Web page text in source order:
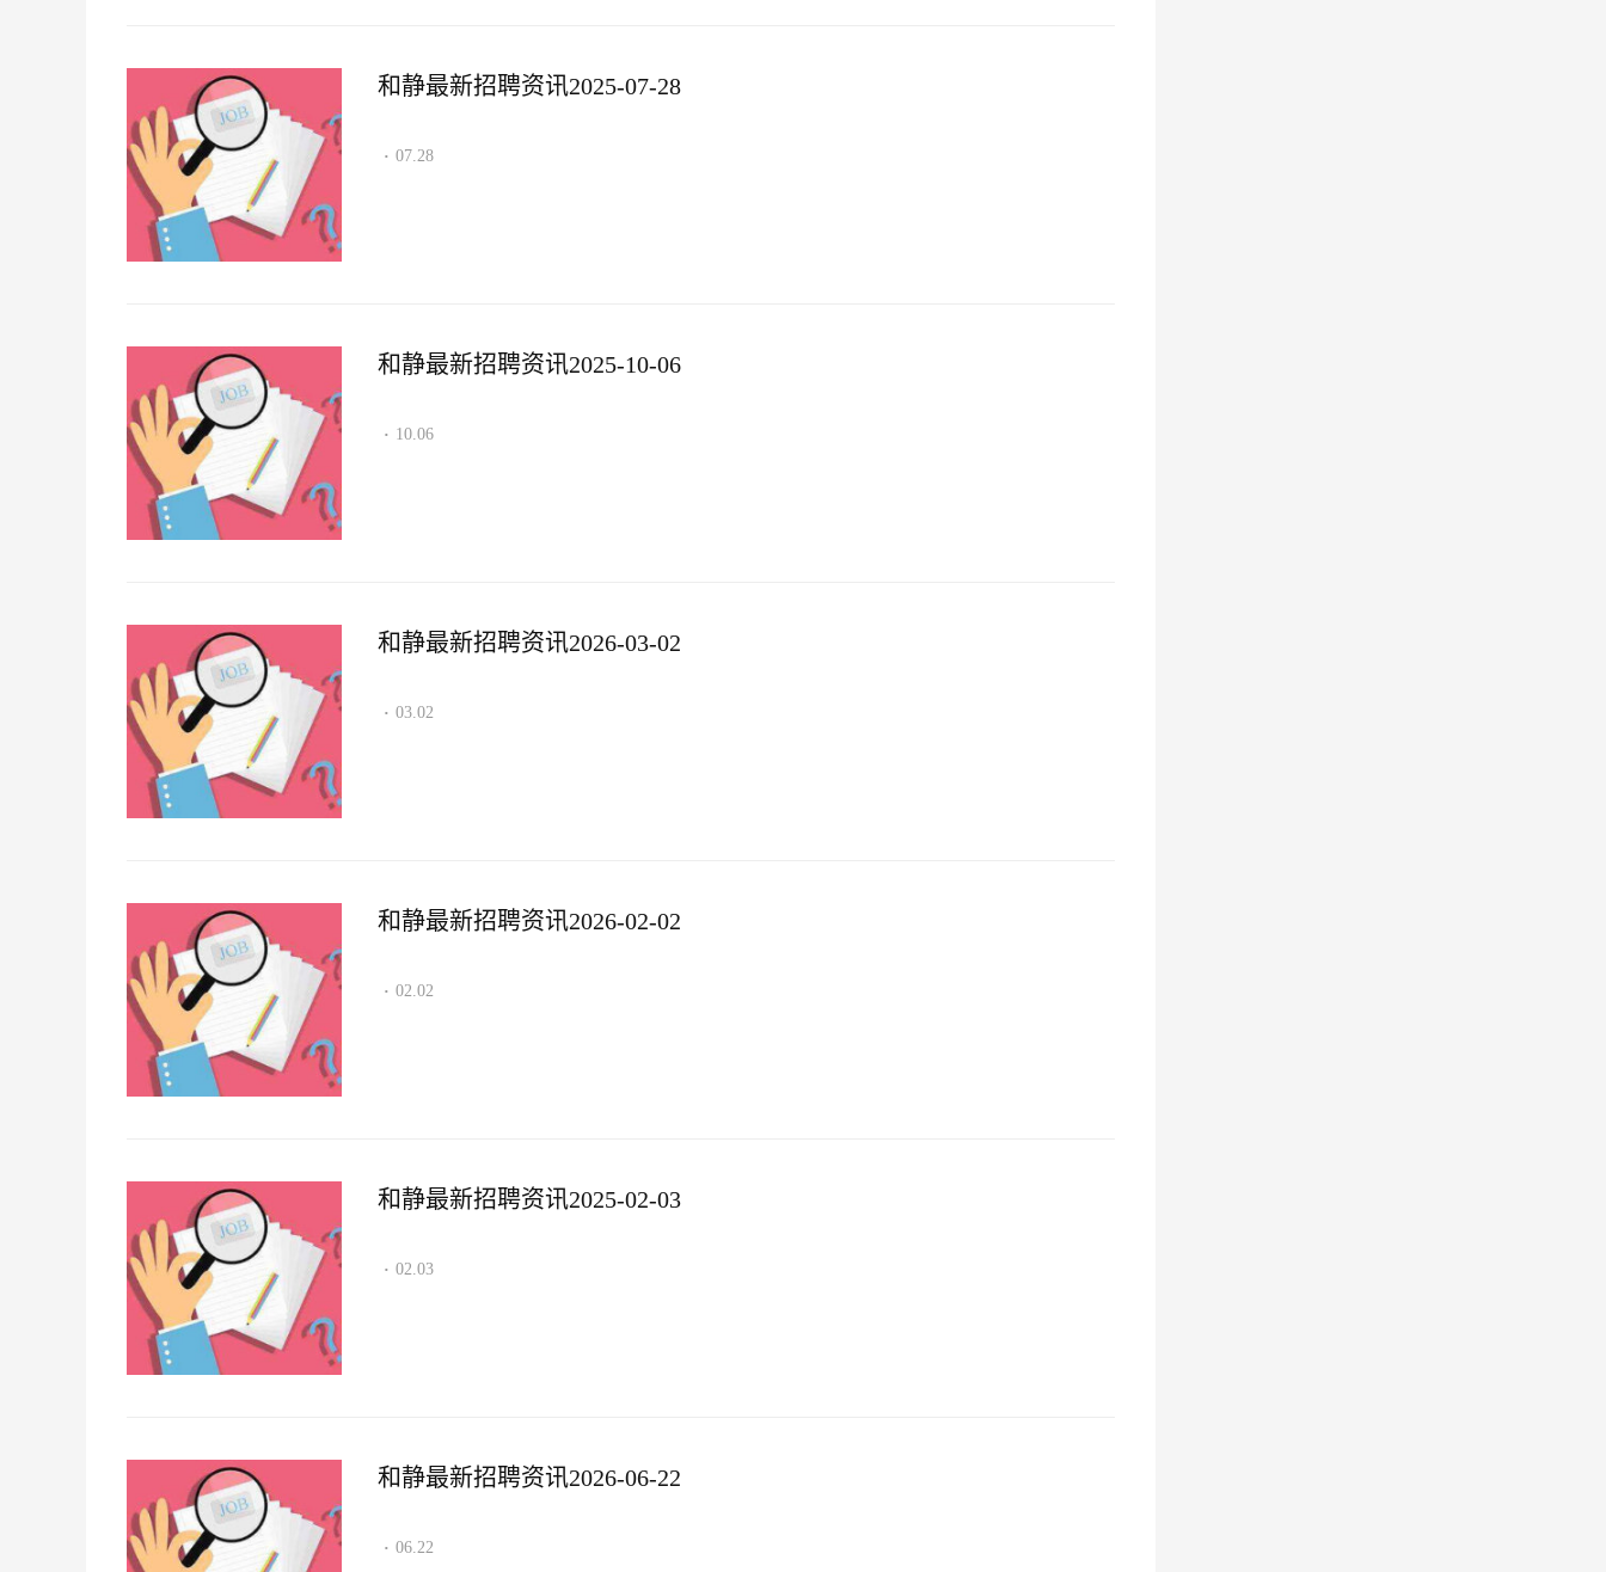
和静最新招聘资讯2025-07-28
· 07.28
和静最新招聘资讯2025-10-06
· 10.06
和静最新招聘资讯2026-03-02
· 03.02
和静最新招聘资讯2026-02-02
· 02.02
和静最新招聘资讯2025-02-03
· 02.03
和静最新招聘资讯2026-06-22
· 06.22